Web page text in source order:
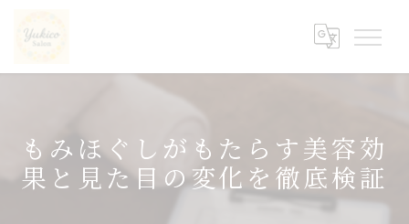
もみほぐしがもたらす美容効
果と見た目の変化を徹底検証